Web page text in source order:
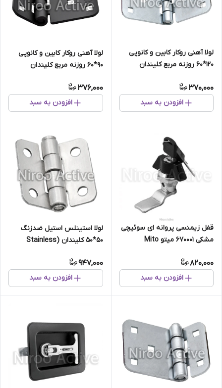
لولا آهنی روکار کابین و کانوپی
۱۲۰*۶۰ روزنه مربع کلیندان
370,000
افزودن به سبد
لولا آهنی روکار کابین و کانوپی
۹۰*۶۰ روزنه مربع کلیندان
376,000
افزودن به سبد
قفل زیمنسی پروانه ای سوئیچی
مشکی ۶۷۰۰۰۱ میتو Mito
820,000
افزودن به سبد
لولا استینلس استیل ضدزنگ
۵۰*۵۰ کلیندان (Stainless
947,000
افزودن به سبد